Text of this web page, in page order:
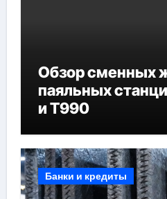
Обзор сменных
паяльных
и T990
Банки и кредиты